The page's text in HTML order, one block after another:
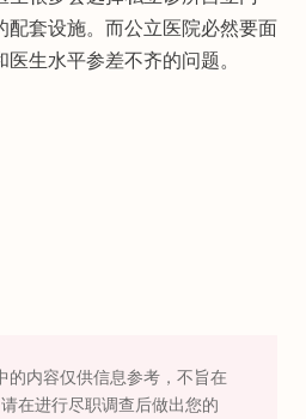
配套设施。而公立医院必然要面
生水平参差不齐的问题。
的内容仅供信息参考，不旨在
在进行尽职调查后做出您的